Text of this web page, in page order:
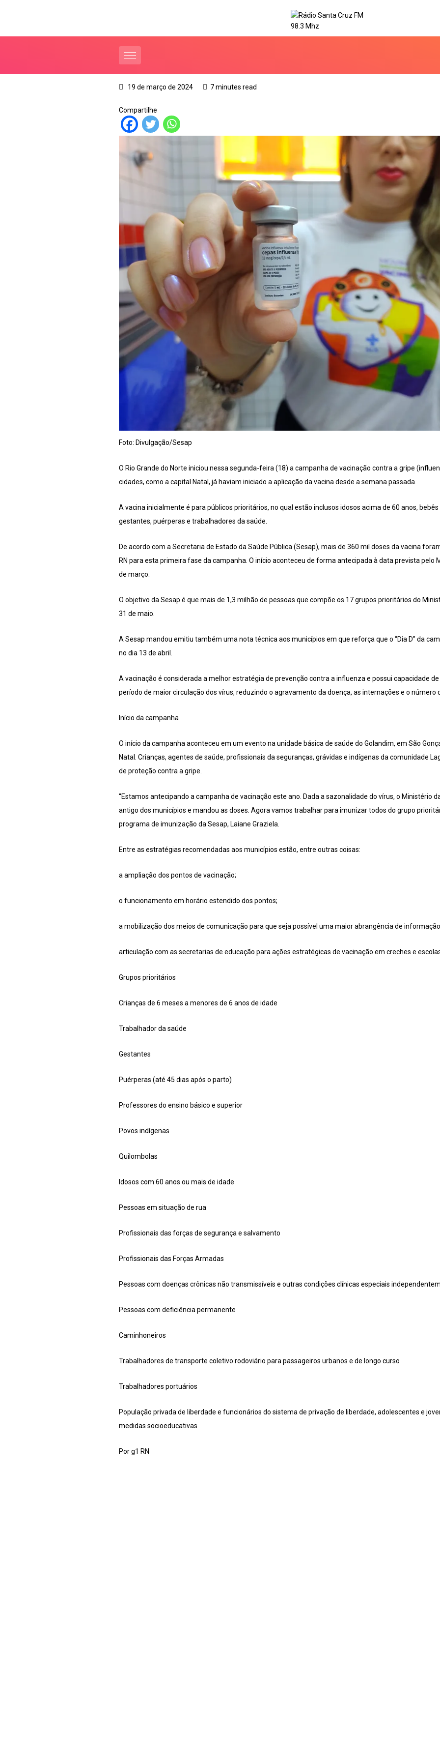
19 de março de 2024 7 minutes read
Compartilhe
Foto: Divulgação/Sesap
O Rio Grande do Norte iniciou nessa segunda-feira (18) a campanha de vacinação contra a gripe
cidades, como a capital Natal, já haviam iniciado a aplicação da vacina desde a semana passada.
A vacina inicialmente é para públicos prioritários, no qual estão inclusos idosos acima de 60 anos,
gestantes, puérperas e trabalhadores da saúde.
De acordo com a Secretaria de Estado da Saúde Pública (Sesap), mais de 360 mil doses da vacina
RN para esta primeira fase da campanha. O início aconteceu de forma antecipada à data prevista pelo
de março.
O objetivo da Sesap é que mais de 1,3 milhão de pessoas que compõe os 17 grupos prioritários do
31 de maio.
A Sesap mandou emitiu também uma nota técnica aos municípios em que reforça que o “Dia D” da
no dia 13 de abril.
A vacinação é considerada a melhor estratégia de prevenção contra a influenza e possui capacidade
período de maior circulação dos vírus, reduzindo o agravamento da doença, as internações e o número
Início da campanha
O início da campanha aconteceu em um evento na unidade básica de saúde do Golandim, em São
Natal. Crianças, agentes de saúde, profissionais da seguranças, grávidas e indígenas da comunidade
de proteção contra a gripe.
“Estamos antecipando a campanha de vacinação este ano. Dada a sazonalidade do vírus, o Ministério
antigo dos municípios e mandou as doses. Agora vamos trabalhar para imunizar todos do grupo
programa de imunização da Sesap, Laiane Graziela.
Entre as estratégias recomendadas aos municípios estão, entre outras coisas:
a ampliação dos pontos de vacinação;
o funcionamento em horário estendido dos pontos;
a mobilização dos meios de comunicação para que seja possível uma maior abrangência de
articulação com as secretarias de educação para ações estratégicas de vacinação em creches e
Grupos prioritários
Crianças de 6 meses a menores de 6 anos de idade
Trabalhador da saúde
Gestantes
Puérperas (até 45 dias após o parto)
Professores do ensino básico e superior
Povos indígenas
Quilombolas
Idosos com 60 anos ou mais de idade
Pessoas em situação de rua
Profissionais das forças de segurança e salvamento
Profissionais das Forças Armadas
Pessoas com doenças crônicas não transmissíveis e outras condições clínicas especiais
Pessoas com deficiência permanente
Caminhoneiros
Trabalhadores de transporte coletivo rodoviário para passageiros urbanos e de longo curso
Trabalhadores portuários
População privada de liberdade e funcionários do sistema de privação de liberdade, adolescentes e
medidas socioeducativas
Por g1 RN